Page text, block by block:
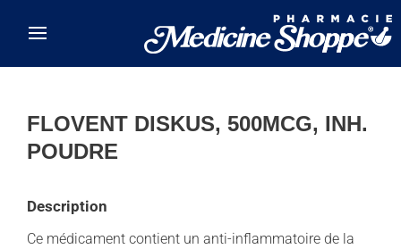
FLOVENT DISKUS, 500MCG, INH.
POUDRE
Description
Ce médicament contient un anti-inflammatoire de la